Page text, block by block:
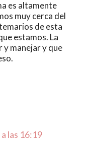
es altamente
muy cerca del
de esta
estamos. La
y manejar y que
las 16:19